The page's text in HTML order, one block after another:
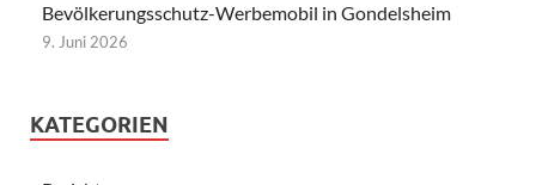
Bevölkerungsschutz-Werbemobil in Gondelsheim
9. Juni 2026
KATEGORIEN